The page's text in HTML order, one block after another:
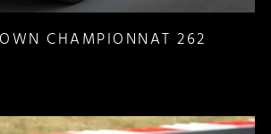
CHAMPIONNAT 262